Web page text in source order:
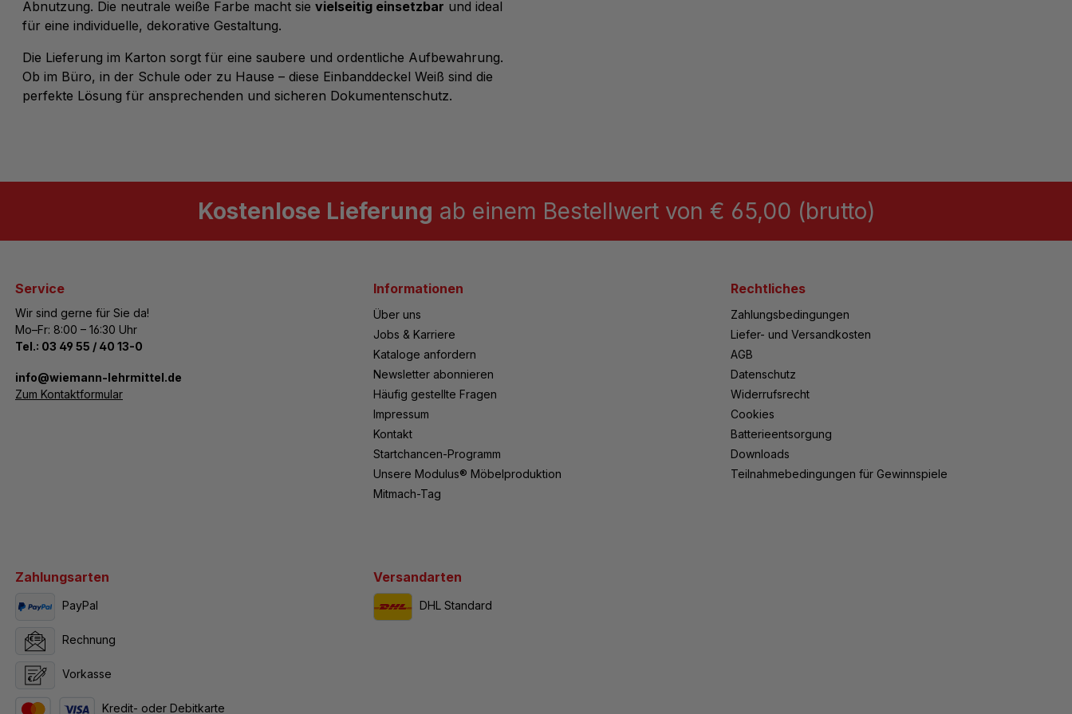
Abnutzung. Die neutrale weiße Farbe macht sie vielseitig einsetzbar und ideal
für eine individuelle, dekorative Gestaltung.
Die Lieferung im Karton sorgt für eine saubere und ordentliche Aufbewahrung.
Ob im Büro, in der Schule oder zu Hause – diese Einbanddeckel Weiß sind die
perfekte Lösung für ansprechenden und sicheren Dokumentenschutz.
Kostenlose Lieferung ab einem Bestellwert von € 65,00 (brutto)
Service
Wir sind gerne für Sie da!
Mo–Fr: 8:00 – 16:30 Uhr
Tel.: 03 49 55 / 40 13-0
­info@wiemann-lehrmittel.de
Zum Kontaktformular
Informationen
Über uns
Jobs & Karriere
Kataloge anfordern
Newsletter abonnieren
Häufig gestellte Fragen
Impressum
Kontakt
Startchancen-Programm
Unsere Modulus® Möbelproduktion
Mitmach-Tag
Rechtliches
Zahlungsbedingungen
Liefer- und Versandkosten
AGB
Datenschutz
Widerrufsrecht
Cookies
Batterieentsorgung
Downloads
Teilnahmebedingungen für Gewinnspiele
Zahlungsarten
PayPal
Rechnung
Vorkasse
Kredit- oder Debitkarte
Versandarten
DHL Standard